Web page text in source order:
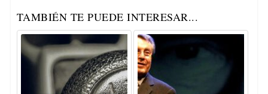
TAMBIÉN TE PUEDE INTERESAR...